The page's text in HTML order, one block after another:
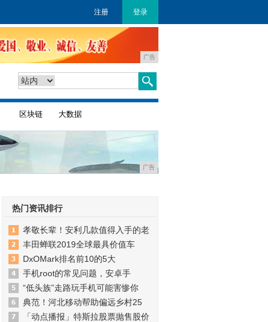
注册 登录
广告
区块链 大数据
广告
热门资讯排行
孝敬长辈！安利几款值得入手的老
丰田蝉联2019全球最具价值车
DxOMark排名前10的5大
手机root的常见问题，安卓手
“低头族”走路玩手机可能害惨你
典范！河北移动帮助偏远乡村25
「动点播报」特斯拉股票抛售股价